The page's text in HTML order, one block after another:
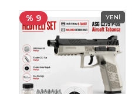
% 9